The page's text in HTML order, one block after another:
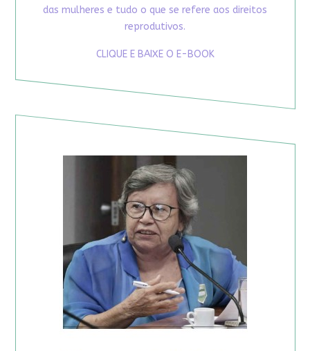
das mulheres e tudo o que se refere aos direitos
reprodutivos.
CLIQUE E BAIXE O E-BOOK